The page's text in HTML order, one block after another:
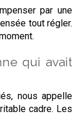
par une
tout régler.
qui avait
nous appelle
cadre. Les